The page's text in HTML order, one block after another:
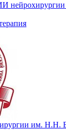
нейрохирургии
им. Н.Н.